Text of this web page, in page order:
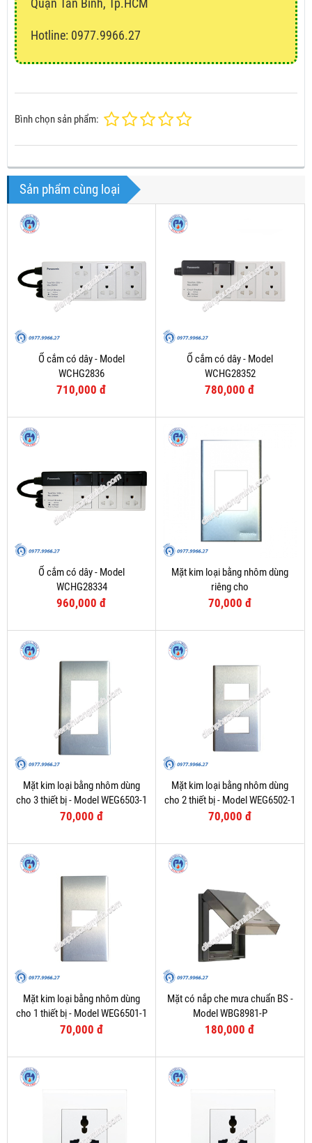
Quận Tân Bình, Tp.HCM
Hotline: 0977.9966.27
Bình chọn sản phẩm:
Sản phẩm cùng loại
Ổ cắm có dây - Model
WCHG2836
710,000 đ
Ổ cắm có dây - Model
WCHG28352
780,000 đ
Ổ cắm có dây - Model
WCHG28334
960,000 đ
Mặt kim loại bằng nhôm dùng
riêng cho
WEV1181SW/WEV1191SW/2P
70,000 đ
Mặt kim loại bằng nhôm dùng
cho 3 thiết bị - Model WEG6503-1
70,000 đ
Mặt kim loại bằng nhôm dùng
cho 2 thiết bị - Model WEG6502-1
70,000 đ
Mặt kim loại bằng nhôm dùng
cho 1 thiết bị - Model WEG6501-1
70,000 đ
Mặt có nắp che mưa chuẩn BS -
Model WBG8981-P
180,000 đ